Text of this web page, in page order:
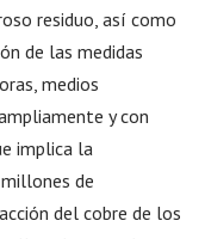
residuo, así como
de las medidas
medios
y con
implica la
de
del cobre de los